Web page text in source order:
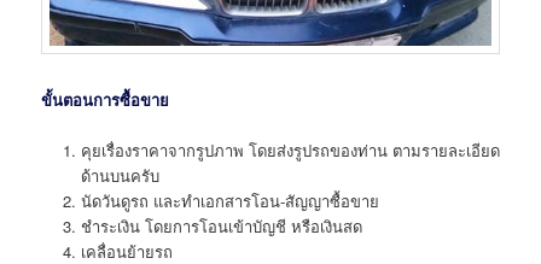
ขั้นตอนการซื้อขาย
คุยเรื่องราคาจากรูปภาพ โดยส่งรูปรถของท่าน ตามรายละเอียด
ด้านบนครับ
นัดวันดูรถ และทำเอกสารโอน-สัญญาซื้อขาย
ชำระเงิน โดยการโอนเข้าบัญชี หรือเงินสด
เคลื่อนย้ายรถ